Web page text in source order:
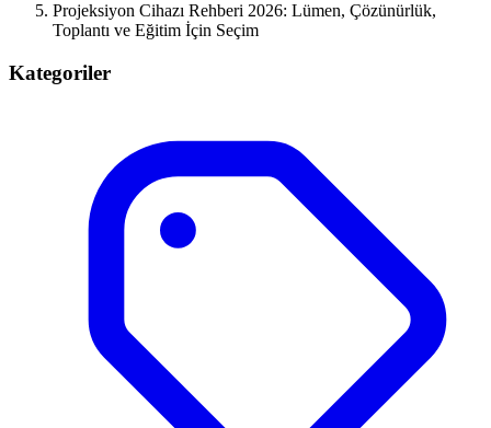
Projeksiyon Cihazı Rehberi 2026: Lümen, Çözünürlük,
Toplantı ve Eğitim İçin Seçim
Kategoriler